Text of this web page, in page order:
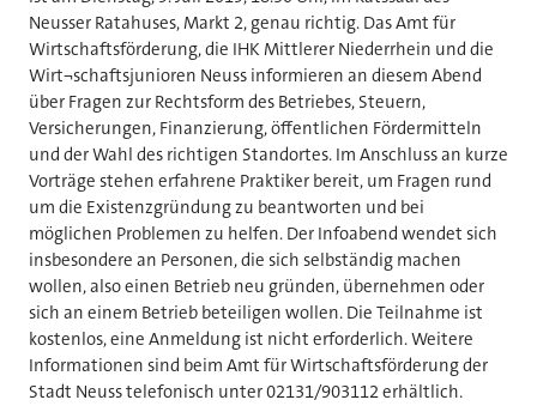
Neusser Ratahuses, Markt 2, genau richtig. Das Amt für
Wirtschaftsförderung, die IHK Mittlerer Niederrhein und die
Wirt¬schaftsjunioren Neuss informieren an diesem Abend
über Fragen zur Rechtsform des Betriebes, Steuern,
Versicherungen, Finanzierung, öffentlichen Fördermitteln
und der Wahl des richtigen Standortes. Im Anschluss an kurze
Vorträge stehen erfahrene Praktiker bereit, um Fragen rund
um die Existenzgründung zu beantworten und bei
möglichen Problemen zu helfen. Der Infoabend wendet sich
insbesondere an Personen, die sich selbständig machen
wollen, also einen Betrieb neu gründen, übernehmen oder
sich an einem Betrieb beteiligen wollen. Die Teilnahme ist
kostenlos, eine Anmeldung ist nicht erforderlich. Weitere
Informationen sind beim Amt für Wirtschaftsförderung der
Stadt Neuss telefonisch unter 02131/903112 erhältlich.